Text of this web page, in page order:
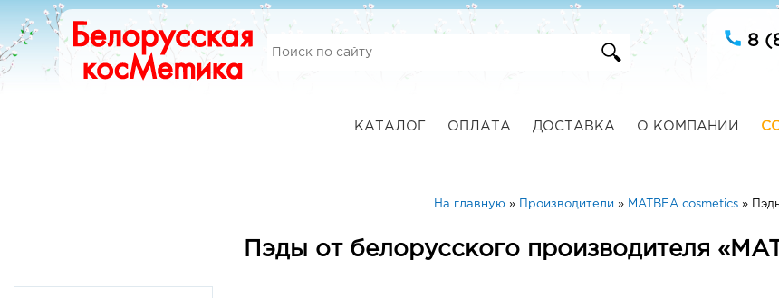
8
КАТАЛОГ ОПЛАТА ДОСТАВКА О КОМПАНИИ
На главную » Производители » MATBEA cosmetics »
Пэды от белорусского производителя